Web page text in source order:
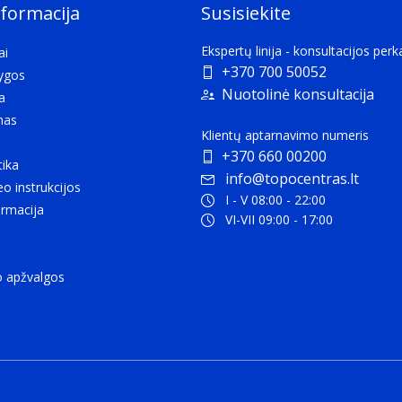
instrukcijos
apžvalgos
Susisiekite
Ekspertų linija - konsultacijos
+370 700 50052
Nuotolinė konsultacija
Klientų aptarnavimo numeris
+370 660 00200
info@topocentras.lt
I - V 08:00 - 22:00
VI-VII 09:00 - 17:00